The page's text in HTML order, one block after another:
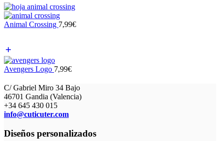
Animal Crossing 7,99€
Avengers Logo 7,99€
C/ Gabriel Miro 34 Bajo
46701 Gandia (Valencia)
+34 645 430 015
info@cuticuter.com
Diseños personalizados